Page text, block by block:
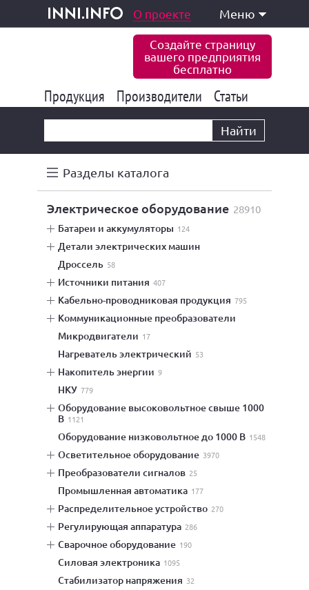
inni.info
и услуги О проекте Меню
Создайте страницу
вашего предприятия
бесплатно
Продукция 177 841
Производители 6 774
Статьи
Найти
Разделы каталога
электрическое оборудование 28910
батареи и аккумуляторы 124
детали электрических машин
дроссель 58
источники питания 407
кабельно-проводниковая продукция 795
коммуникационные преобразователи
микродвигатели 17
нагреватель электрический 53
накопитель энергии 9
НКУ 779
оборудование высоковольтное свыше 1000
В 1121
оборудование низковольтное до 1000 В 1548
осветительное оборудование 3970
преобразователи сигналов 25
промышленная автоматика 177
распределительное устройство 270
регулирующая аппаратура 286
сварочное оборудование 190
силовая электроника 1095
стабилизатор напряжения 32